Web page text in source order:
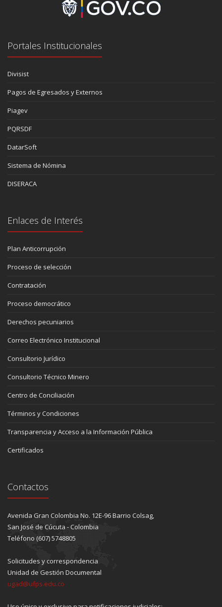
Portales Institucionales
Divisist
Pagos de Egresados y Externos
Piagev
PQRSDF
DatarSoft
Sistema de Nómina
DISERACA
Enlaces de Interés
Plan Anticorrupción
Proceso de selección
Contratación
Proceso democrático
Derechos pecuniarios
Correo Electrónico Institucional
Consultorio Jurídico
Consultorio Técnico Minero
Centro de Conciliación
Términos y Condiciones
Transparencia y Acceso a la Información Pública
Certificados
Contactos
Avenida Gran Colombia No. 12E-96 Barrio Colsag,
San José de Cúcuta - Colombia
Teléfono (607) 5748805
Solicitudes y correspondencia
Unidad de Gestión Documental
ugad@ufps.edu.co